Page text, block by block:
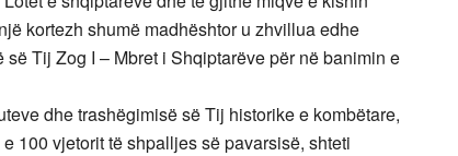
kortezh shumë madhështor u zhvillua edhe
Tij Zog I – Mbret i Shqiptarëve për në banimin e
dhe trashëgimisë së Tij historike e kombëtare,
100 vjetorit të shpalljes së pavarsisë, shteti